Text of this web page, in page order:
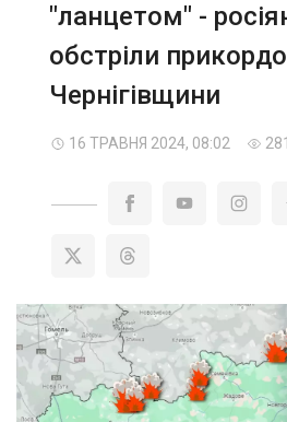
"ланцетом" -
обстріли
Чернігівщини
16 ТРАВНЯ 2024, 08:02